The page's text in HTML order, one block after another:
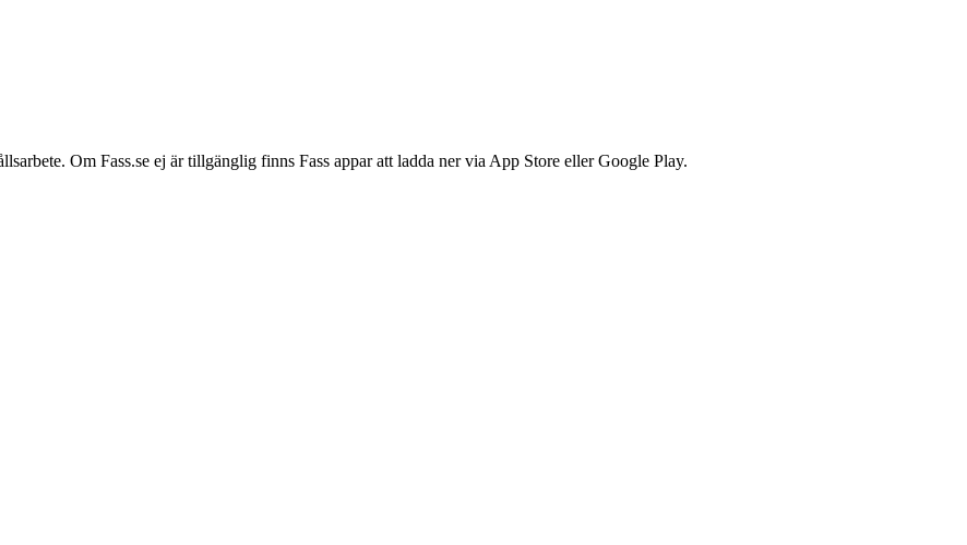
Om Fass.se ej är tillgänglig finns Fass appar att ladda ner via App Store eller Google Play.